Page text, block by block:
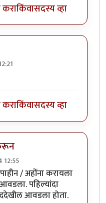
किंवासदस्य व्हा
किंवासदस्य व्हा
12:55
/ अहोंना करायला
पहिल्यांदा
आवडला होता.